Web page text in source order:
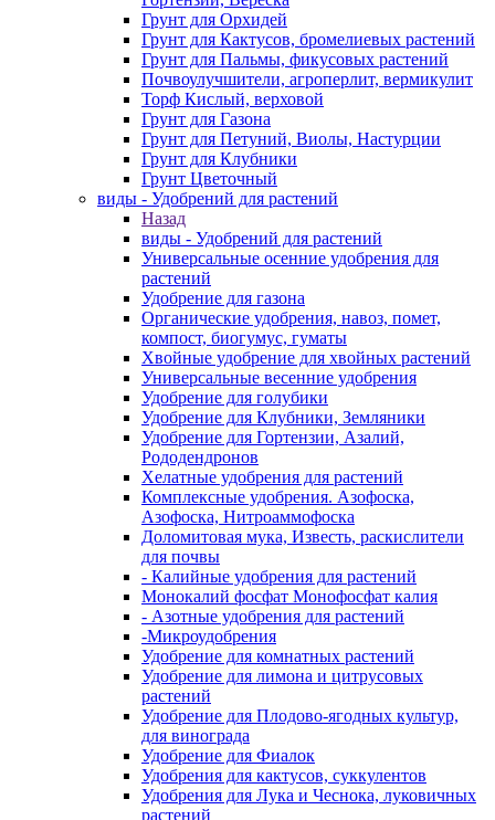
Грунт для Орхидей
Грунт для Кактусов, бромелиевых растений
Грунт для Пальмы, фикусовых растений
Почвоулучшители, агроперлит, вермикулит
Торф Кислый, верховой
Грунт для Газона
Грунт для Петуний, Виолы, Настурции
Грунт для Клубники
Грунт Цветочный
виды - Удобрений для растений
Назад
виды - Удобрений для растений
Универсальные осенние удобрения для
растений
Удобрение для газона
Органические удобрения, навоз, помет,
компост, биогумус, гуматы
Хвойные удобрение для хвойных растений
Универсальные весенние удобрения
Удобрение для голубики
Удобрение для Клубники, Земляники
Удобрение для Гортензии, Азалий,
Рододендронов
Хелатные удобрения для растений
Комплексные удобрения. Азофоска,
Азофоска, Нитроаммофоска
Доломитовая мука, Известь, раскислители
для почвы
- Калийные удобрения для растений
Монокалий фосфат Монофосфат калия
- Азотные удобрения для растений
-Микроудобрения
Удобрение для комнатных растений
Удобрение для лимона и цитрусовых
растений
Удобрение для Плодово-ягодных культур,
для винограда
Удобрение для Фиалок
Удобрения для кактусов, суккулентов
Удобрения для Лука и Чеснока, луковичных
растений